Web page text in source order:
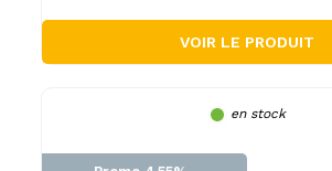
VOIR LE PRODUIT
en stock